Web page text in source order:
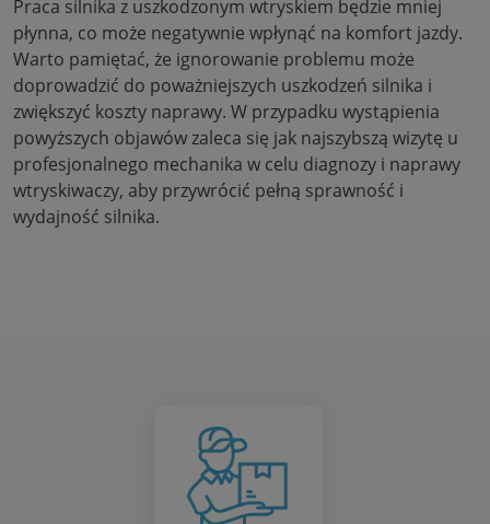
Praca silnika z uszkodzonym wtryskiem będzie mniej
płynna, co może negatywnie wpłynąć na komfort jazdy.
Warto pamiętać, że ignorowanie problemu może
doprowadzić do poważniejszych uszkodzeń silnika i
zwiększyć koszty naprawy. W przypadku wystąpienia
powyższych objawów zaleca się jak najszybszą wizytę u
profesjonalnego mechanika w celu diagnozy i naprawy
wtryskiwaczy, aby przywrócić pełną sprawność i
wydajność silnika.